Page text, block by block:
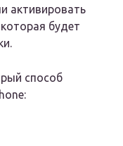
активировать
будет
способ